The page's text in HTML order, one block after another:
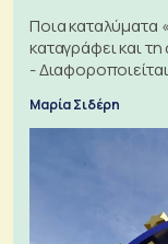
Ποια καταλύματα
καταγράφει και
-
Μαρία Σιδέρη